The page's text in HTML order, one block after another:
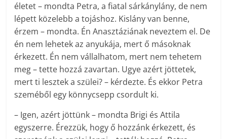
életet – mondta Petra, a fiatal sárkánylány, de nem
lépett közelebb a tojáshoz. Kislány van benne,
érzem – mondta. Én Anasztáziának neveztem el. De
én nem lehetek az anyukája, mert ő másoknak
érkezett. Én nem vállalhatom, mert nem tehetem
meg – tette hozzá zavartan. Ugye azért jöttetek,
mert ti lesztek a szülei? – kérdezte. És ekkor Petra
szeméből egy könnycsepp csordult ki.
– Igen, azért jöttünk – mondta Brigi és Attila
egyszerre. Érezzük, hogy ő hozzánk érkezett, és